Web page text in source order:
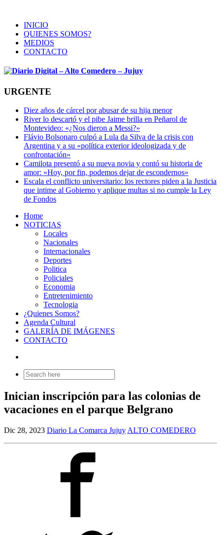
INICIO
QUIENES SOMOS?
MEDIOS
CONTACTO
URGENTE
Diez años de cárcel por abusar de su hija menor
River lo descartó y el pibe Jaime brilla en Peñarol de
Montevideo: «¿Nos dieron a Messi?»
Flávio Bolsonaro culpó a Lula da Silva de la crisis con
Argentina y a su «política exterior ideologizada y de
confrontación»
Camilota presentó a su nueva novia y contó su historia de
amor: «Hoy, por fin, podemos dejar de escondernos»
Escala el conflicto universitario: los rectores piden a la Justicia
que intime al Gobierno y aplique multas si no cumple la Ley
de Fondos
Home
NOTICIAS
Locales
Nacionales
Internacionales
Deportes
Politica
Policiales
Economia
Entretenimiento
Tecnologia
¿Quienes Somos?
Agenda Cultural
GALERÍA DE IMÁGENES
CONTACTO
Search
for:
Inician inscripción para las colonias de
vacaciones en el parque Belgrano
Dic 28, 2023 Diario La Comarca Jujuy ALTO COMEDERO